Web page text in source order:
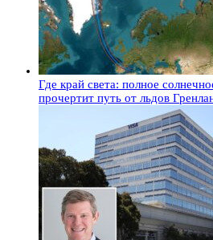
Где край света: полное
прочертит путь от льдов